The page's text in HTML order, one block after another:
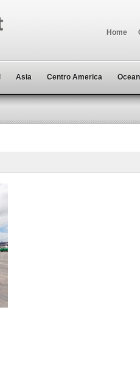
Home
Asia Centro America